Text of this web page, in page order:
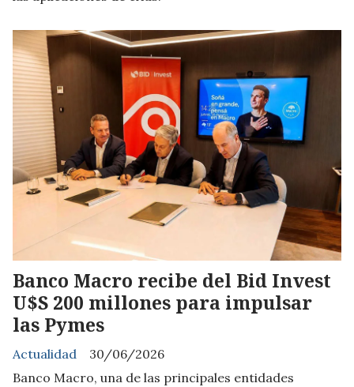
Banco Macro recibe del Bid Invest
U$S 200 millones para impulsar
las Pymes
Actualidad
30/06/2026
Banco Macro, una de las principales entidades